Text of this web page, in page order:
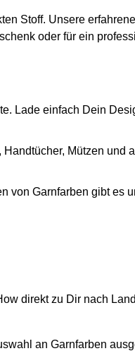
Stoff. Unsere
oder für ein
Lade einfach Dein
Mützen und
von Garnfarben gibt es
direkt zu Dir nach
an Garnfarben